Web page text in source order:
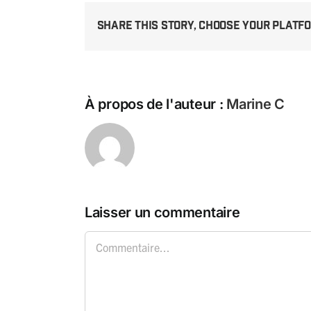
Share This Story, Choose Your
À propos de l'auteur : Marine C
Laisser un commentaire